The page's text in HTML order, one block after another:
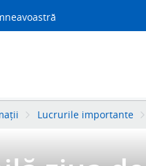
Lucrurile importante